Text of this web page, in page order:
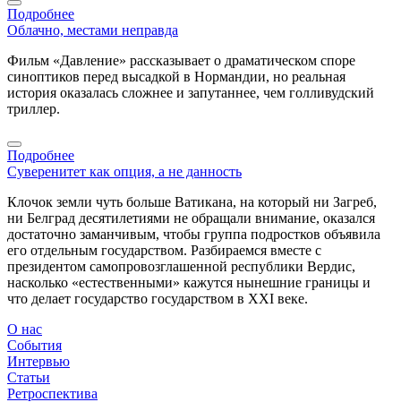
Подробнее
Облачно, местами неправда
Фильм «Давление» рассказывает о драматическом споре
синоптиков перед высадкой в Нормандии, но реальная
история оказалась сложнее и запутаннее, чем голливудский
триллер.
Подробнее
Суверенитет как опция, а не данность
Клочок земли чуть больше Ватикана, на который ни Загреб,
ни Белград десятилетиями не обращали внимание, оказался
достаточно заманчивым, чтобы группа подростков объявила
его отдельным государством. Разбираемся вместе с
президентом самопровозглашенной республики Вердис,
насколько «естественными» кажутся нынешние границы и
что делает государство государством в ХХI веке.
О нас
События
Интервью
Статьи
Ретроспектива